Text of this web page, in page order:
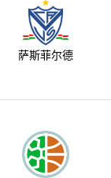
萨斯菲尔德